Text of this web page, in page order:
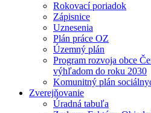
Rokovací poriadok
Zápisnice
Uznesenia
Plán práce OZ
Územný plán
Program rozvoja obce
výhľadom do roku 2030
Komunitný plán
Zverejňovanie
Úradná tabuľa